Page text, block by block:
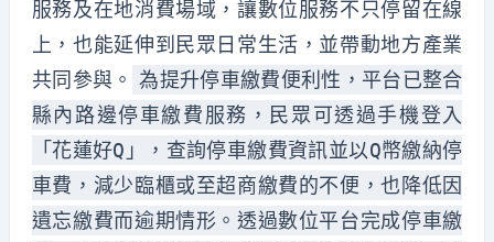
服務及在地消費場域，讓數位服務不只停留在線
上，也能延伸到民眾日常生活，並帶動地方產業
共同參與。 為提升停車繳費便利性，平台已整合
縣內路邊停車繳費服務，民眾可透過手機登入
「花蓮好Q」，查詢停車繳費資訊並以Q幣繳納停
車費，減少臨櫃或至超商繳費的不便，也降低因
遺忘繳費而逾期情形。透過數位平台完成停車繳